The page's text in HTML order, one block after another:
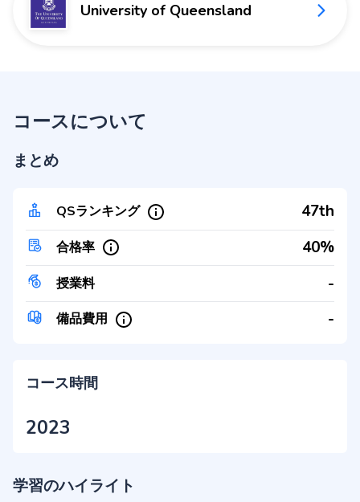
University of Queensland
コースについて
まとめ
QSランキング 47th
合格率 40%
授業料 -
備品費用 -
コース時間
2023
学習のハイライト